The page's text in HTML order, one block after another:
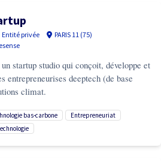
Entité privée
PARIS 11 (75)
startup studio qui conçoit, développe et
entrepreneurises deeptech (de base
climat.
bas-carbone
entrepreneuriat